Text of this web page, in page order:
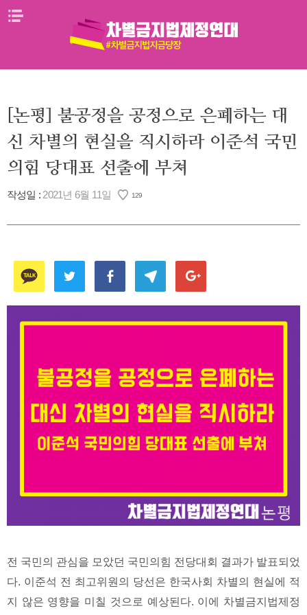
Skip
[논평] 불공정을 공정으로 은폐하는 대
신 차별의 현실을 직시하라 이준석 국민
의힘 당대표 선출에 부쳐
작성일 : 2021년 6월 11일 129
전 국민의 관심을 모았던 국민의힘 전당대회 결과가 발표되었
다. 이준석 전 최고위원의 당선은 한국사회 차별의 현실에 적
지 않은 영향을 미칠 것으로 예상된다. 이에 차별금지법제정